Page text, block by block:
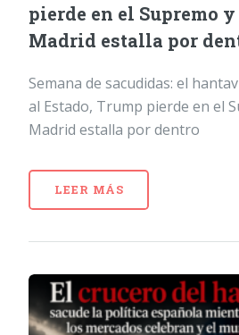
pierde en el Supremo
Madrid estalla por
Semana de sacudidas: el
al Estado, Trump pierde en el
Madrid estalla por dentro
LEER MÁS